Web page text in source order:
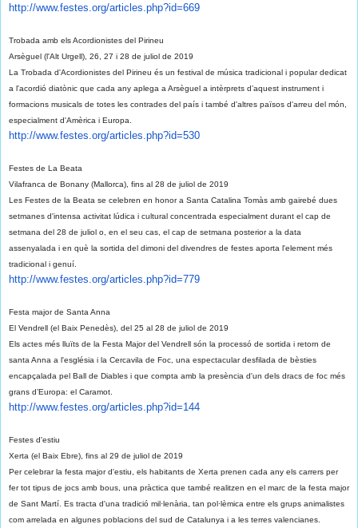
http://www.festes.org/articles.php?id=669
Trobada amb els Acordionistes del Pirineu
Arsèguel (l'Alt Urgell), 26, 27 i 28 de juliol de 2019
La Trobada d'Acordionistes del Pirineu és un festival de música tradicional i popular dedicat
a l'acordió diatònic que cada any aplega a Arsèguel a intèrprets d’aquest instrument i
formacions musicals de totes les contrades del país i també d'altres països d'arreu del món,
especialment d'Amèrica i Europa.
http://www.festes.org/articles.php?id=530
Festes de La Beata
Vilafranca de Bonany (Mallorca), fins al 28 de juliol de 2019
Les Festes de la Beata se celebren en honor a Santa Catalina Tomàs amb gairebé dues
setmanes d'intensa activitat lúdica i cultural concentrada especialment durant el cap de
setmana del 28 de juliol o, en el seu cas, el cap de setmana posterior a la data
assenyalada i en què la sortida del dimoni del divendres de festes aporta l'element més
tradicional i genuí.
http://www.festes.org/articles.php?id=779
Festa major de Santa Anna
El Vendrell (el Baix Penedès), del 25 al 28 de juliol de 2019
Els actes més lluïts de la Festa Major del Vendrell són la processó de sortida i retorn de
santa Anna a l'església i la Cercavila de Foc, una espectacular desfilada de bèsties
encapçalada pel Ball de Diables i que compta amb la presència d'un dels dracs de foc més
grans d’Europa: el Caramot.
http://www.festes.org/articles.php?id=144
Festes d'estiu
Xerta (el Baix Ebre), fins al 29 de juliol de 2019
Per celebrar la festa major d'estiu, els habitants de Xerta prenen cada any els carrers per
fer tot tipus de jocs amb bous, una pràctica que també realitzen en el marc de la festa major
de Sant Martí. Es tracta d'una tradició mil·lenària, tan pol·lèmica entre els grups animalistes
com arrelada en algunes poblacions del sud de Catalunya i a les terres valencianes.